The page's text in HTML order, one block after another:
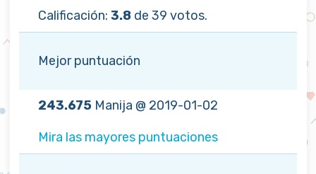
Calificación: 3.8 de 39 votos.
Mejor puntuación
243.675 Manija @ 2019-01-02
Mira las mayores puntuaciones